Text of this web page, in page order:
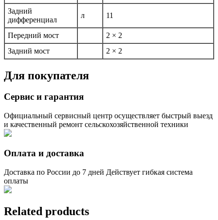
Задний
дифференциал
л 11
Передний мост
2 × 2
Задний мост
2 × 2
Для покупателя
Сервис и гарантия
Официальный сервисный центр осуществляет быстрый выезд
и качественный ремонт сельскохозяйственной техники
Оплата и доставка
Доставка по России до 7 дней Действует гибкая система
оплаты
Related products